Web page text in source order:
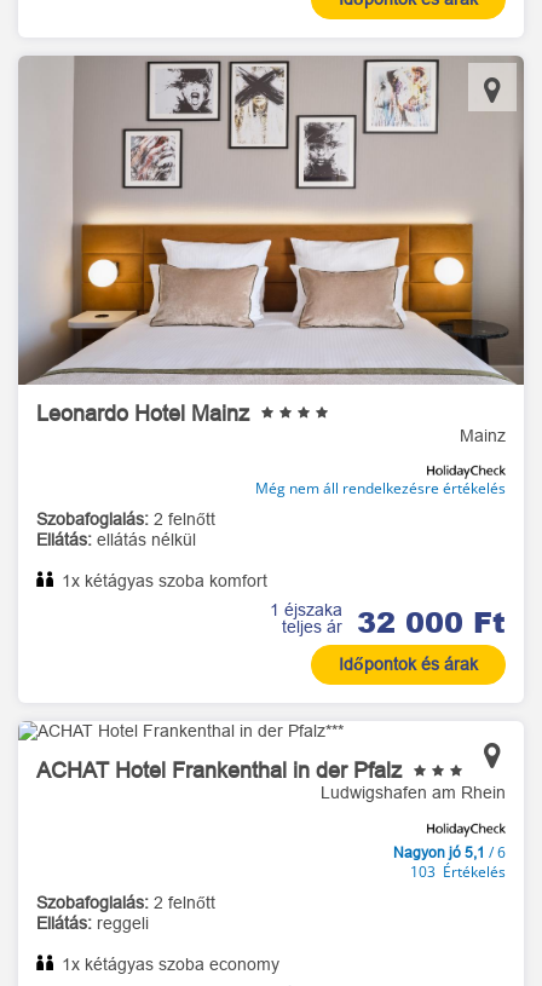
Leonardo Hotel Mainz
Mainz
Még nem áll rendelkezésre értékelés
Szobafoglalás: 2 felnőtt
Ellátás: ellátás nélkül
1x kétágyas szoba komfort
1 éjszaka
teljes ár
32 000 Ft
Időpontok és árak
ACHAT Hotel Frankenthal in der Pfalz
Ludwigshafen am Rhein
Nagyon jó 5,1 / 6
103 Értékelés
Szobafoglalás: 2 felnőtt
Ellátás: reggeli
1x kétágyas szoba economy